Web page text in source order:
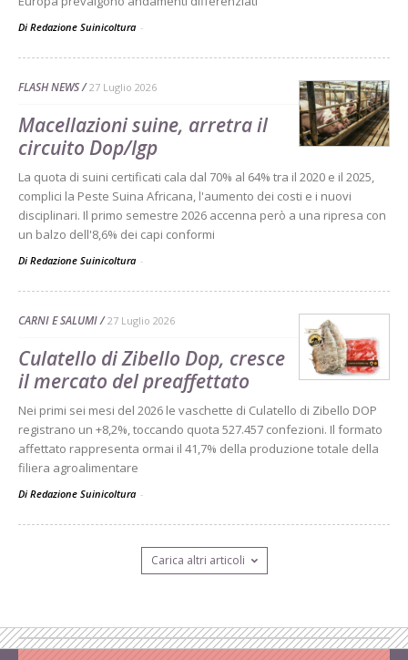
Di Redazione Suinicoltura -
FLASH NEWS 27 Luglio 2026
Macellazioni suine, arretra il
circuito Dop/Igp
La quota di suini certificati cala dal 70% al 64% tra il 2020 e il 2025,
complici la Peste Suina Africana, l'aumento dei costi e i nuovi
disciplinari. Il primo semestre 2026 accenna però a una ripresa con
un balzo dell'8,6% dei capi conformi
Di Redazione Suinicoltura -
CARNI E SALUMI 27 Luglio 2026
Culatello di Zibello Dop, cresce
il mercato del preaffettato
Nei primi sei mesi del 2026 le vaschette di Culatello di Zibello DOP
registrano un +8,2%, toccando quota 527.457 confezioni. Il formato
affettato rappresenta ormai il 41,7% della produzione totale della
filiera agroalimentare
Di Redazione Suinicoltura -
Carica altri articoli